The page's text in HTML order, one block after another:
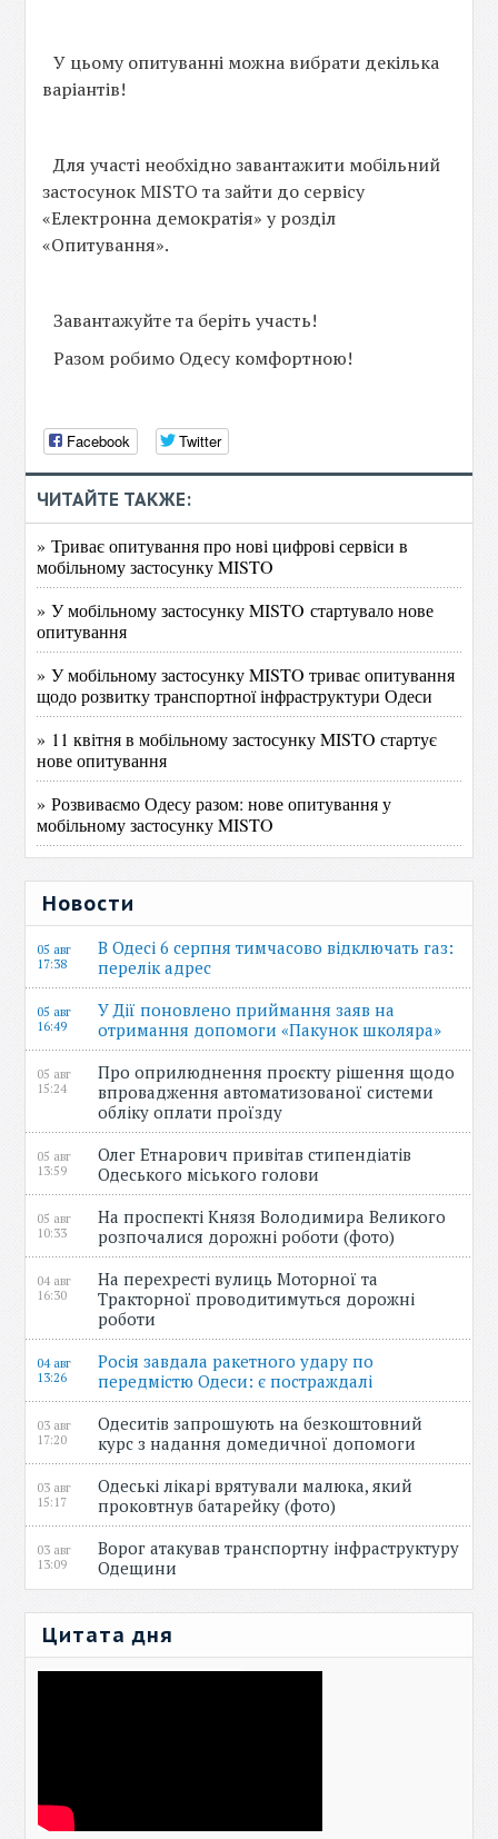
У цьому опитуванні можна вибрати декілька
варіантів!
Для участі необхідно завантажити мобільний
застосунок MISTO та зайти до сервісу
«Електронна демократія» у розділ
«Опитування».
Завантажуйте та беріть участь!
Разом робимо Одесу комфортною!
Facebook Twitter
ЧИТАЙТЕ ТАКЖЕ:
» Триває опитування про нові цифрові сервіси в
мобільному застосунку MISTO
» У мобільному застосунку MISTO стартувало нове
опитування
» У мобільному застосунку MISTO триває опитування
щодо розвитку транспортної інфраструктури Одеси
» 11 квітня в мобільному застосунку MISTO стартує
нове опитування
» Розвиваємо Одесу разом: нове опитування у
мобільному застосунку MISTO
Новости
05 авг
17:38
В Одесі 6 серпня тимчасово відключать газ:
перелік адрес
05 авг
16:49
У Дії поновлено приймання заяв на
отримання допомоги «Пакунок школяра»
05 авг
15:24
Про оприлюднення проєкту рішення щодо
впровадження автоматизованої системи
обліку оплати проїзду
05 авг
13:59
Олег Етнарович привітав стипендіатів
Одеського міського голови
05 авг
10:33
На проспекті Князя Володимира Великого
розпочалися дорожні роботи (фото)
04 авг
16:30
На перехресті вулиць Моторної та
Тракторної проводитимуться дорожні
роботи
04 авг
13:26
Росія завдала ракетного удару по
передмістю Одеси: є постраждалі
03 авг
17:20
Одеситів запрошують на безкоштовний
курс з надання домедичної допомоги
03 авг
15:17
Одеські лікарі врятували малюка, який
проковтнув батарейку (фото)
03 авг
13:09
Ворог атакував транспортну інфраструктуру
Одещини
Цитата дня